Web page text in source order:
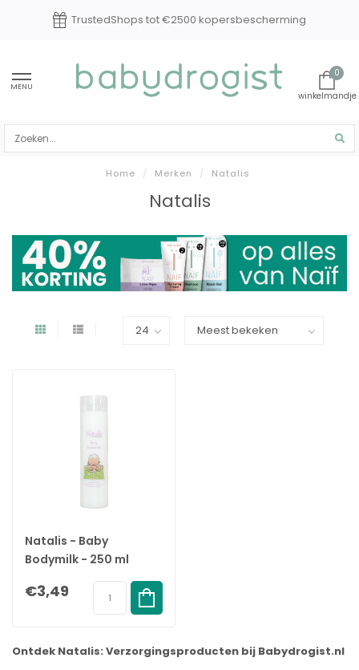
TrustedShops tot €2500 kopersbescherming
MENU
0
Home / Merken / Natalis
Natalis
Natalis - Baby
Bodymilk - 250 ml
€3,49
Ontdek Natalis: Verzorgingsproducten bij Babydrogist.nl